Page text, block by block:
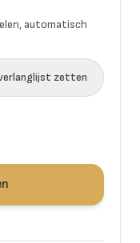
automatisch
zetten